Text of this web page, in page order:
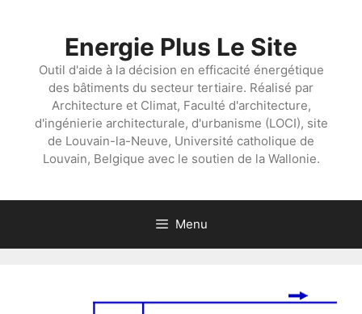
Energie Plus Le Site
Outil d'aide à la décision en efficacité énergétique
des bâtiments du secteur tertiaire. Réalisé par
Architecture et Climat, Faculté d'architecture,
d'ingénierie architecturale, d'urbanisme (LOCI), site
de Louvain-la-Neuve, Université catholique de
Louvain, Belgique avec le soutien de la Wallonie.
Menu